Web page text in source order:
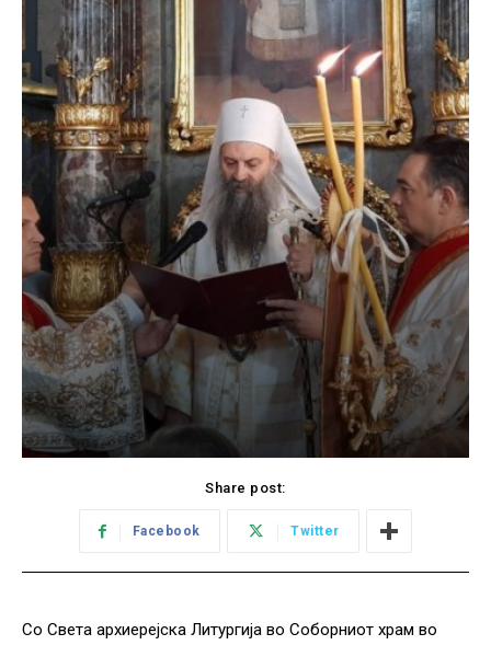
Share post:
Facebook Twitter
Со Света архиерејска Литургија во Соборниот храм во